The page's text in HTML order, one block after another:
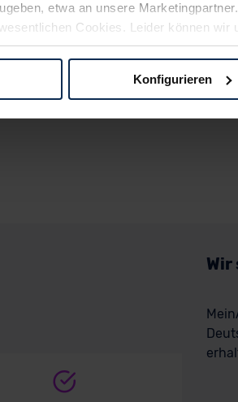
etwa an unsere
Cookies. Leider können wir
Weg zu Ihrem Neuwagen
Konfigurieren